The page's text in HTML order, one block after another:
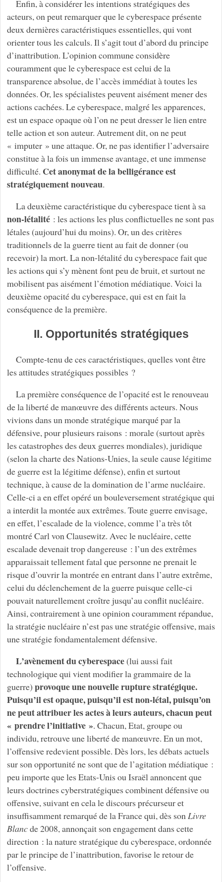
Enfin, à considérer les intentions stratégiques des
acteurs, on peut remarquer que le cyberespace présente
deux dernières caractéristiques essentielles, qui vont
orienter tous les calculs. Il s’agit tout d’abord du principe
d’inattribution. L’opinion commune considère
couramment que le cyberespace est celui de la
transparence absolue, de l’accès immédiat à toutes les
données. Or, les spécialistes peuvent aisément mener des
actions cachées. Le cyberespace, malgré les apparences,
est un espace opaque où l’on ne peut dresser le lien entre
telle action et son auteur. Autrement dit, on ne peut
« imputer » une attaque. Or, ne pas identifier l’adversaire
constitue à la fois un immense avantage, et une immense
difficulté. Cet anonymat de la belligérance est
stratégiquement nouveau.
La deuxième caractéristique du cyberespace tient à sa
non-létalité: les actions les plus conflictuelles ne sont pas
létales (aujourd’hui du moins). Or, un des critères
traditionnels de la guerre tient au fait de donner (ou
recevoir) la mort. La non-létalité du cyberespace fait que
les actions qui s’y mènent font peu de bruit, et surtout ne
mobilisent pas aisément l’émotion médiatique. Voici la
deuxième opacité du cyberespace, qui est en fait la
conséquence de la première.
II. Opportunités stratégiques
Compte-tenu de ces caractéristiques, quelles vont être
les attitudes stratégiques possibles ?
La première conséquence de l’opacité est le renouveau
de la liberté de manœuvre des différents acteurs. Nous
vivions dans un monde stratégique marqué par la
défensive, pour plusieurs raisons : morale (surtout après
les catastrophes des deux guerres mondiales), juridique
(selon la charte des Nations-Unies, la seule cause légitime
de guerre est la légitime défense), enfin et surtout
technique, à cause de la domination de l’arme nucléaire.
Celle-ci a en effet opéré un bouleversement stratégique qui
a interdit la montée aux extrêmes. Toute guerre envisage,
en effet, l’escalade de la violence, comme l’a très tôt
montré Carl von Clausewitz. Avec le nucléaire, cette
escalade devenait trop dangereuse : l’un des extrêmes
apparaissait tellement fatal que personne ne prenait le
risque d’ouvrir la montrée en entrant dans l’autre extrême,
celui du déclenchement de la guerre puisque celle-ci
pouvait naturellement croître jusqu’au conflit nucléaire.
Ainsi, contrairement à une opinion couramment répandue,
la stratégie nucléaire n’est pas une stratégie offensive, mais
une stratégie fondamentalement défensive.
L’avènement du cyberespace(lui aussi fait
technologique qui vient modifier la grammaire de la
guerre) provoque une nouvelle rupture stratégique.
Puisqu’il est opaque, puisqu’il est non-létal, puisqu’on
ne peut attribuer les actes à leurs auteurs, chacun peut
« prendre l’initiative ». Chacun, Etat, groupe ou
individu, retrouve une liberté de manœuvre. En un mot,
l’offensive redevient possible. Dès lors, les débats actuels
sur son opportunité ne sont que de l’agitation médiatique :
peu importe que les Etats-Unis ou Israël annoncent que
leurs doctrines cyberstratégiques combinent défensive ou
offensive, suivant en cela le discours précurseur et
insuffisamment remarqué de la France qui, dès sonLivre
Blancde 2008, annonçait son engagement dans cette
direction : la nature stratégique du cyberespace, ordonnée
par le principe de l’inattribution, favorise le retour de
l’offensive.